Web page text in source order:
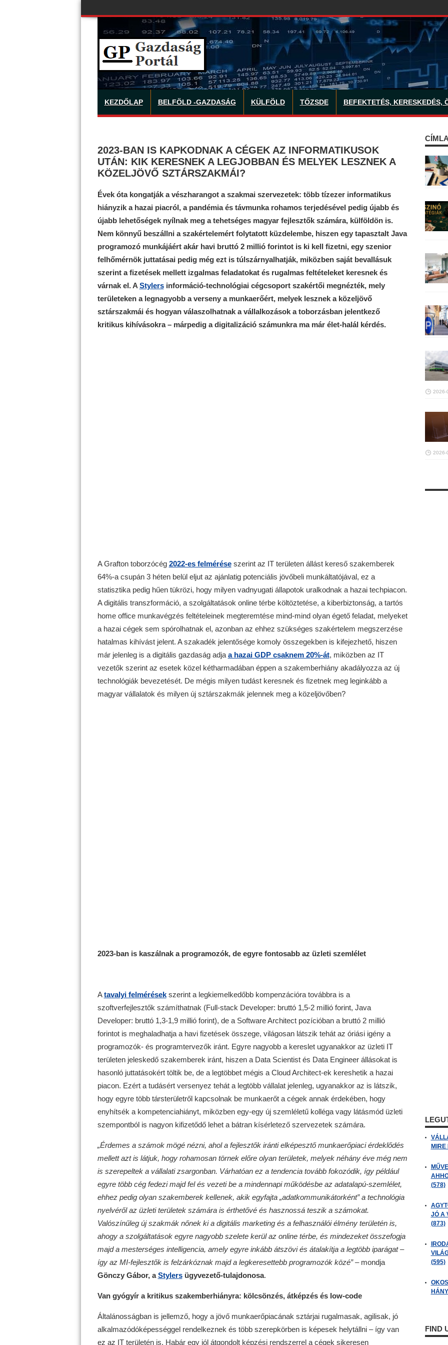
KEZDŐLAP BELFÖLD -GAZDASÁG KÜLFÖLD TŐZSDE BEFEKTETÉS, KERESKEDÉS,
2023-BAN IS KAPKODNAK A CÉGEK AZ INFORMATIKUSOK
UTÁN: KIK KERESNEK A LEGJOBBAN ÉS MELYEK LESZNEK A
KÖZELJÖVŐ SZTÁRSZAKMÁI?
Évek óta kongatják a vészharangot a szakmai szervezetek: több tízezer informatikus
hiányzik a hazai piacról, a pandémia és távmunka rohamos terjedésével pedig újabb és
újabb lehetőségek nyílnak meg a tehetséges magyar fejlesztők számára, külföldön is.
Nem könnyű beszállni a szakértelemért folytatott küzdelembe, hiszen egy tapasztalt Java
programozó munkájáért akár havi bruttó 2 millió forintot is ki kell fizetni, egy szenior
felhőmérnök juttatásai pedig még ezt is túlszárnyalhatják, miközben saját bevallásuk
szerint a fizetések mellett izgalmas feladatokat és rugalmas feltételeket keresnek és
várnak el. A Stylersinformáció-technológiai cégcsoport szakértői megnézték, mely
területeken a legnagyobb a verseny a munkaerőért, melyek lesznek a közeljövő
sztárszakmái és hogyan válaszolhatnak a vállalkozások a toborzásban jelentkező
kritikus kihívásokra – márpedig a digitalizáció számunkra ma már élet-halál kérdés.
A Grafton toborzócég 2022-es felméréseszerint az IT területen állást kereső szakemberek
64%-a csupán 3 héten belül eljut az ajánlatig potenciális jövőbeli munkáltatójával, ez a
statisztika pedig hűen tükrözi, hogy milyen vadnyugati állapotok uralkodnak a hazai techpiacon.
A digitális transzformáció, a szolgáltatások online térbe költöztetése, a kiberbiztonság, a tartós
home office munkavégzés feltételeinek megteremtése mind-mind olyan égető feladat, melyeket
a hazai cégek sem spórolhatnak el, azonban az ehhez szükséges szakértelem megszerzése
hatalmas kihívást jelent. A szakadék jelentősége komoly összegekben is kifejezhető, hiszen
már jelenleg is a digitális gazdaság adja a hazai GDP csaknem 20%-át, miközben az IT
vezetők szerint az esetek közel kétharmadában éppen a szakemberhiány akadályozza az új
technológiák bevezetését. De mégis milyen tudást keresnek és fizetnek meg leginkább a
magyar vállalatok és milyen új sztárszakmák jelennek meg a közeljövőben?
2023-ban is kaszálnak a programozók, de egyre fontosabb az üzleti szemlélet
Atavalyi felmérésekszerint a legkiemelkedőbb kompenzációra továbbra is a
szoftverfejlesztők számíthatnak (Full-stack Developer: bruttó 1,5-2 millió forint, Java
Developer: bruttó 1,3-1,9 millió forint), de a Software Architect pozícióban a bruttó 2 millió
forintot is meghaladhatja a havi fizetések összege, világosan látszik tehát az óriási igény a
programozók- és programtervezők iránt. Egyre nagyobb a kereslet ugyanakkor az üzleti IT
területen jeleskedő szakemberek iránt, hiszen a Data Scientist és Data Engineer állásokat is
hasonló juttatásokért töltik be, de a legtöbbet mégis a Cloud Architect-ek kereshetik a hazai
piacon. Ezért a tudásért versenyez tehát a legtöbb vállalat jelenleg, ugyanakkor az is látszik,
hogy egyre több társterületről kapcsolnak be munkaerőt a cégek annak érdekében, hogy
enyhítsék a kompetenciahiányt, miközben egy-egy új szemléletű kolléga vagy látásmód üzleti
szempontból is nagyon kifizetődő lehet a bátran kísérletező szervezetek számára.
„Érdemes a számok mögé nézni, ahol a fejlesztők iránti elképesztő munkaerőpiaci érdeklődés
mellett azt is látjuk, hogy rohamosan törnek előre olyan területek, melyek néhány éve még nem
is szerepeltek a vállalati zsargonban. Várhatóan ez a tendencia tovább fokozódik, így például
egyre több cég fedezi majd fel és vezeti be a mindennapi működésbe az adatalapú-szemlélet,
ehhez pedig olyan szakemberek kellenek, akik egyfajta „adatkommunikátorként” a technológia
nyelvéről az üzleti területek számára is érthetővé és hasznossá teszik a számokat.
Valószínűleg új szakmák nőnek ki a digitális marketing és a felhasználói élmény területén is,
ahogy a szolgáltatások egyre nagyobb szelete kerül az online térbe, és mindezeket összefogja
majd a mesterséges intelligencia, amely egyre inkább átszövi és átalakítja a legtöbb iparágat –
így az MI-fejlesztők is felzárkóznak majd a legkeresettebb programozók közé”– mondja
Gönczy Gábor, aStylersügyvezető-tulajdonosa.
Van gyógyír a kritikus szakemberhiányra: kölcsönzés, átképzés és low-code
Általánosságban is jellemző, hogy a jövő munkaerőpiacának sztárjai rugalmasak, agilisak, jó
alkalmazódóképességgel rendelkeznek és több szerepkörben is képesek helytállni – így van
ez az IT területén is. Habár egy jól átgondolt képzési rendszerrel a cégek sikeresen
2026-
2026-
MIRE
(578)
JÓ A
(873)
(595)
FIND